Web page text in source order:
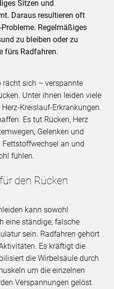
Sitzen und
Daraus resultieren oft
Regelmäßiges
zu bleiben oder zu
fürs Radfahren.
rächt sich – verspannte
Unter ihnen leiden viele
Kreislauf-Erkrankungen.
Es tut Rücken, Herz
Gelenken und
an und
fühlen.
den Rücken
kann sowohl
eine ständige, falsche
sein. Radfahren gehört
Es kräftigt die
die Wirbelsäule durch
um die einzelnen
Verspannungen gelöst.